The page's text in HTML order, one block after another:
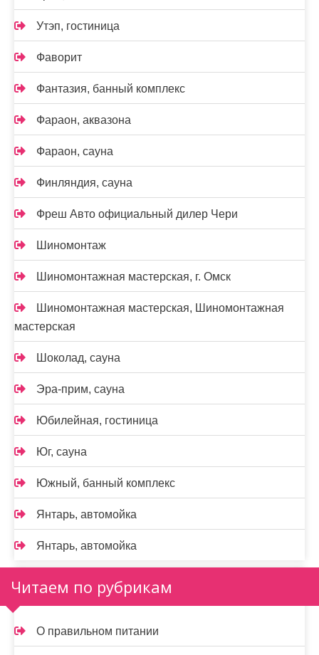
Утэп, гостиница
Фаворит
Фантазия, банный комплекс
Фараон, аквазона
Фараон, сауна
Финляндия, сауна
Фреш Авто официальный дилер Чери
Шиномонтаж
Шиномонтажная мастерская, г. Омск
Шиномонтажная мастерская, Шиномонтажная
мастерская
Шоколад, сауна
Эра-прим, сауна
Юбилейная, гостиница
Юг, сауна
Южный, банный комплекс
Янтарь, автомойка
Янтарь, автомойка
Читаем по рубрикам
О правильном питании